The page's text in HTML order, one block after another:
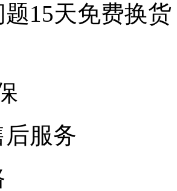
题15天免费换货
服务